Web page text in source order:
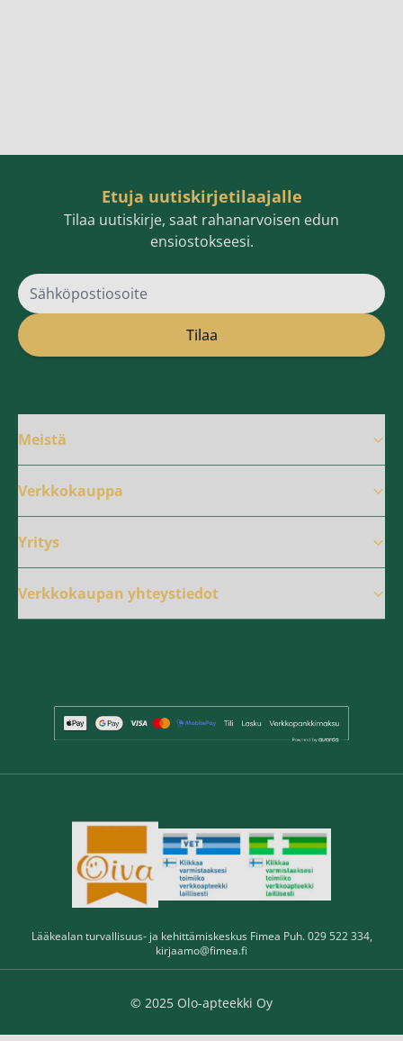
Etuja uutiskirjetilaajalle
Tilaa uutiskirje, saat rahanarvoisen edun
ensiostokseesi.
Sähköpostiosoite
Tilaa
Meistä
Verkkokauppa
Yritys
Verkkokaupan yhteystiedot
Lääkealan turvallisuus- ja kehittämiskeskus Fimea Puh. 029 522 334,
kirjaamo@fimea.fi
© 2025 Olo-apteekki Oy